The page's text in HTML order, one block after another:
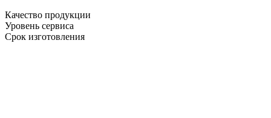
Качество продукции
Уровень сервиса
Срок изготовления